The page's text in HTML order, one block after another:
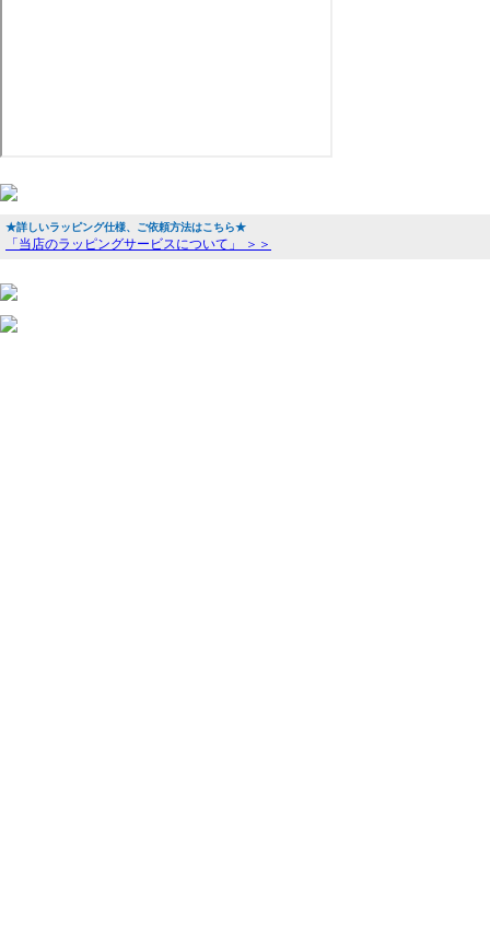
★詳しいラッピング仕様、ご依頼方法はこちら★
「当店のラッピングサービスについて」 ＞＞